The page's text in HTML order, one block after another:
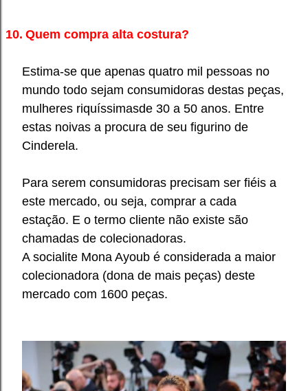
10. Quem compra alta costura?
Estima-se que apenas quatro mil pessoas no
mundo todo sejam consumidoras destas peças,
mulheres riquíssimasde 30 a 50 anos. Entre
estas noivas a procura de seu figurino de
Cinderela.
Para serem consumidoras precisam ser fiéis a
este mercado, ou seja, comprar a cada
estação. E o termo cliente não existe são
chamadas de colecionadoras.
A socialite Mona Ayoub é considerada a maior
colecionadora (dona de mais peças) deste
mercado com 1600 peças.